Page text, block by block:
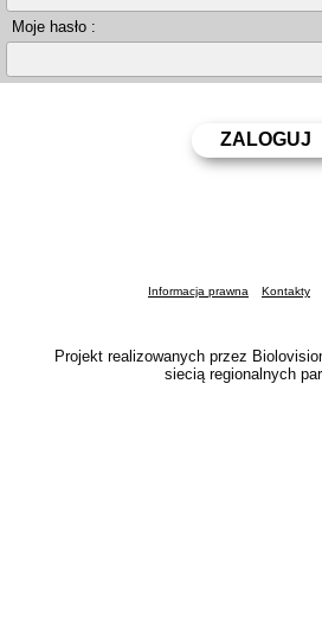
Moje hasło :
Informacja prawna Kontakty
Projekt realizowanych przez
siecią regionalnych